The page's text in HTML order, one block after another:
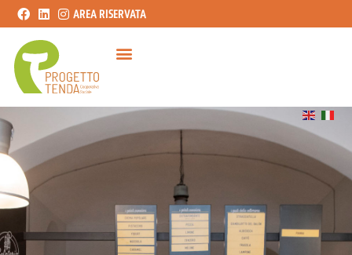
AREA RISERVATA